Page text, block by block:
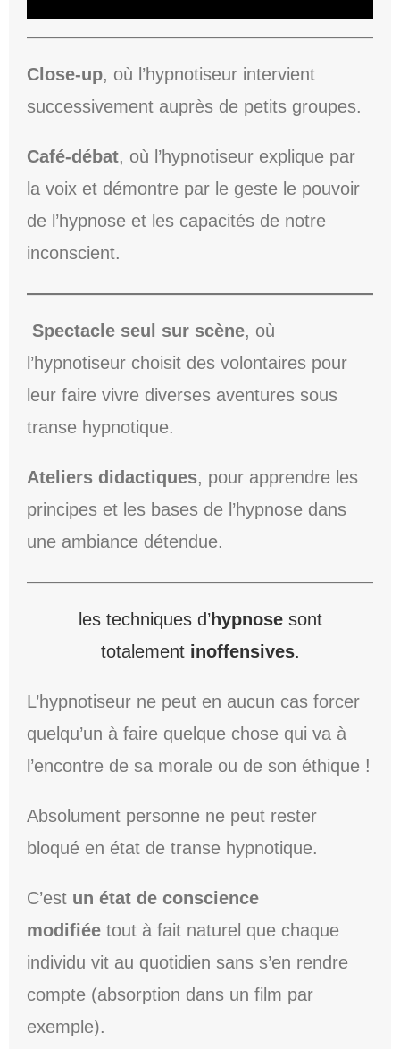
Close-up, où l’hypnotiseur intervient
successivement auprès de petits groupes.
Café-débat, où l’hypnotiseur explique par
la voix et démontre par le geste le pouvoir
de l’hypnose et les capacités de notre
inconscient.
Spectacle seul sur scène, où
l’hypnotiseur choisit des volontaires pour
leur faire vivre diverses aventures sous
transe hypnotique.
Ateliers didactiques, pour apprendre les
principes et les bases de l’hypnose dans
une ambiance détendue.
les techniques d’hypnosesont
totalement inoffensives.
L’hypnotiseur ne peut en aucun cas forcer
quelqu’un à faire quelque chose qui va à
l’encontre de sa morale ou de son éthique !
Absolument personne ne peut rester
bloqué en état de transe hypnotique.
C’est un état de conscience
modifiée tout à fait naturel que chaque
individu vit au quotidien sans s’en rendre
compte (absorption dans un film par
exemple).